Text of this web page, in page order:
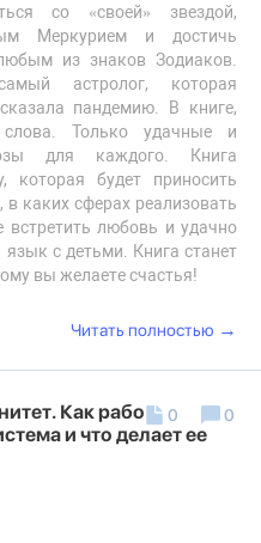
со «своей» звездой,
Меркурием и достичь
из знаков Зодиаков.
астролог, которая
пандемию. В книге,
Только удачные и
для каждого. Книга
которая будет приносить
каких сферах реализовать
встретить любовь и удачно
с детьми. Книга станет
вы желаете счастья!
Читать полностью →
Как работает
и что делает ее
0 0